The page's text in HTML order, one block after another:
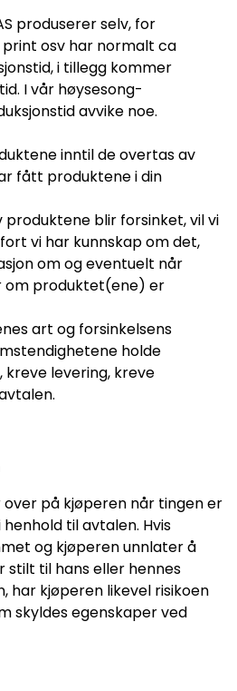
produserer selv, for
osv har normalt ca
i tillegg kommer
I vår høysesong-
avvike noe.
inntil de overtas av
fått produktene i din
produktene blir forsinket, vil vi
vi har kunnskap om det,
om og eventuelt når
om produktet(ene) er
art og forsinkelsens
holde
levering, kreve
over på kjøperen når tingen er
til avtalen. Hvis
og kjøperen unnlater å
stilt til hans eller hennes
har kjøperen likevel risikoen
skyldes egenskaper ved